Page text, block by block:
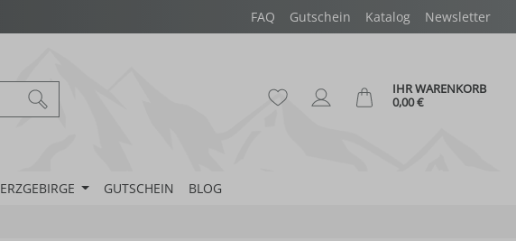
FAQ Gutschein Katalog Newsletter
Du hast 0 Produkte auf dem
IHR WARENKORB
0,00 €
ERZGEBIRGE GUTSCHEIN BLOG